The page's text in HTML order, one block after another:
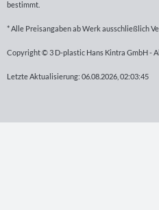
bestimmt.
* Alle Preisangaben ab Werk ausschließlich
Copyright © 3 D-plastic Hans Kintra GmbH -
Letzte Aktualisierung: 06.08.2026, 02:03:45